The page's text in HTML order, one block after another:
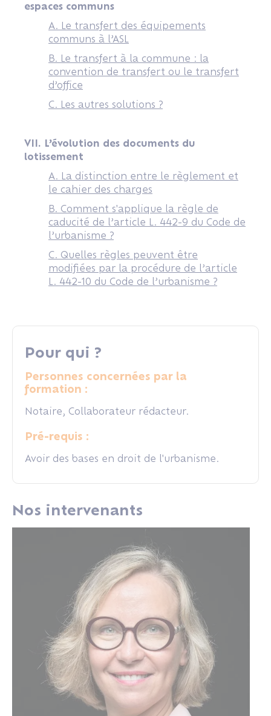
espaces communs
A. Le transfert des équipements
communs à l’ASL
B. Le transfert à la commune : la
convention de transfert ou le transfert
d’office
C. Les autres solutions ?
VII. L’évolution des documents du
lotissement
A. La distinction entre le règlement et
le cahier des charges
B. Comment s'applique la règle de
caducité de l’article L. 442-9 du Code de
l’urbanisme ?
C. Quelles règles peuvent être
modifiées par la procédure de l’article
L. 442-10 du Code de l’urbanisme ?
Pour qui ?
Personnes concernées par la
formation :
Notaire, Collaborateur rédacteur.
Pré-requis :
Avoir des bases en droit de l'urbanisme.
Nos intervenants